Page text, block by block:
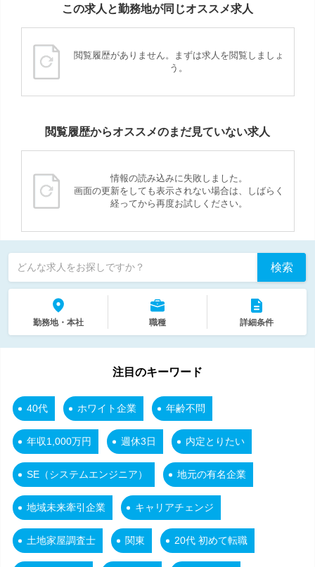
この求人と勤務地が同じオススメ求人
閲覧履歴がありません。まずは求人を閲覧しましょ
う。
閲覧履歴からオススメのまだ見ていない求人
情報の読み込みに失敗しました。
画面の更新をしても表示されない場合は、しばらく
経ってから再度お試しください。
どんな求人をお探しですか？ 検索
勤務地・本社 職種 詳細条件
注目のキーワード
40代 ホワイト企業 年齢不問
年収1,000万円 週休3日 内定とりたい
SE（システムエンジニア） 地元の有名企業
地域未来牽引企業 キャリアチェンジ
土地家屋調査士 関東 20代 初めて転職